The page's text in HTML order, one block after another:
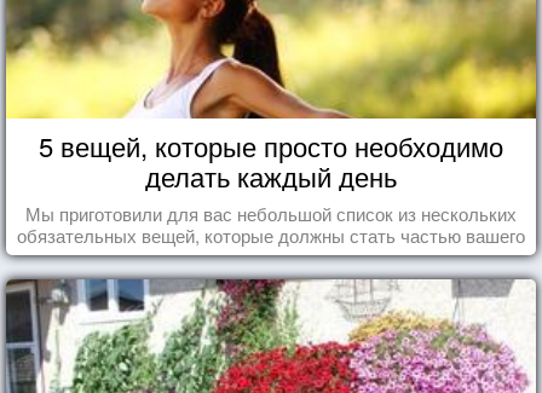
5 вещей, которые просто необходимо
делать каждый день
Мы приготовили для вас небольшой список из нескольких
обязательных вещей, которые должны стать частью вашего
дня.